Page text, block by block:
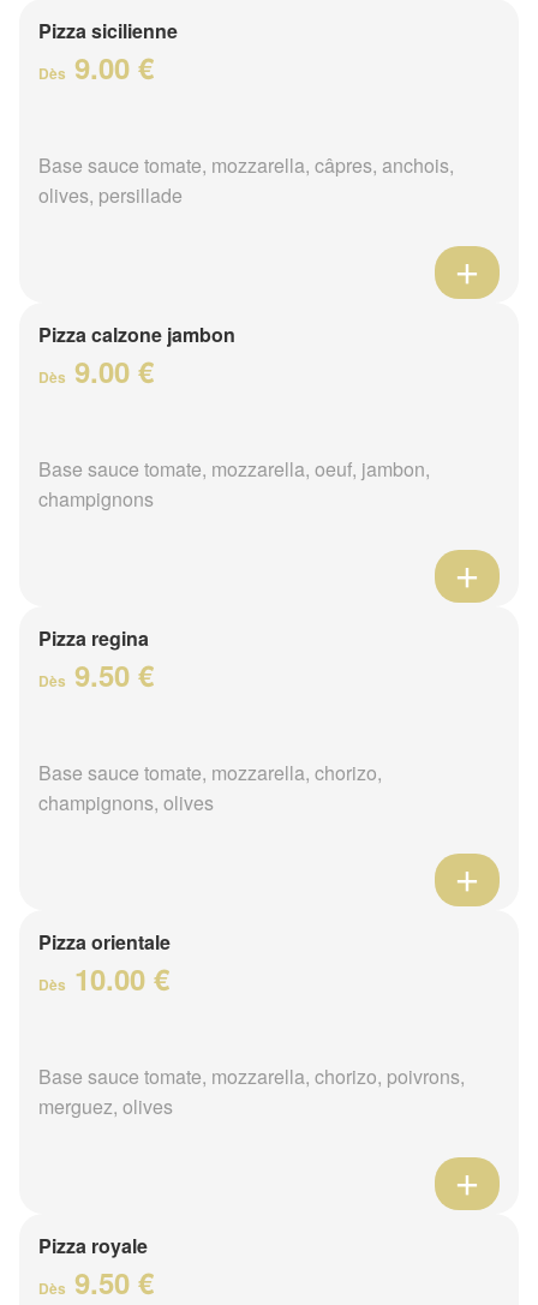
Pizza sicilienne
Dès 9.00 €
Base sauce tomate, mozzarella, câpres, anchois,
olives, persillade
Pizza calzone jambon
Dès 9.00 €
Base sauce tomate, mozzarella, oeuf, jambon,
champignons
Pizza regina
Dès 9.50 €
Base sauce tomate, mozzarella, chorizo,
champignons, olives
Pizza orientale
Dès 10.00 €
Base sauce tomate, mozzarella, chorizo, poivrons,
merguez, olives
Pizza royale
Dès 9.50 €